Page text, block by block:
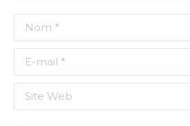
Nom *
E-mail *
Site Web